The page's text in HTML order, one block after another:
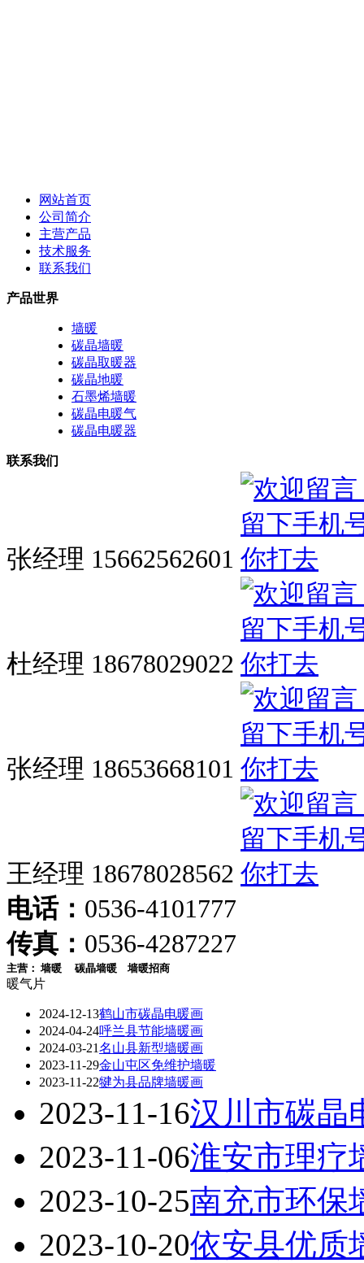
网站首页
公司简介
主营产品
技术服务
联系我们
产品世界
墙暖
碳晶墙暖
碳晶取暖器
碳晶地暖
石墨烯墙暖
碳晶电暖气
碳晶电暖器
联系我们
张经理 15662562601
杜经理 18678029022
张经理 18653668101
王经理 18678028562
电话： 0536-4101777
传真： 0536-4287227
主营： 墙暖 碳晶墙暖 墙暖招商
暖气片
2024-12-13鹤山市碳晶电暖画
2024-04-24呼兰县节能墙暖画
2024-03-21名山县新型墙暖画
2023-11-29金山屯区免维护墙暖
2023-11-22犍为县品牌墙暖画
2023-11-16汉川市碳晶
2023-11-06淮安市理疗
2023-10-25南充市环保
2023-10-20依安县优质